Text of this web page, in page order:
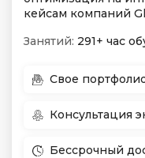
кейсам компаний
Занятий: 291+ час
Свое
Консультация
Бессрочный